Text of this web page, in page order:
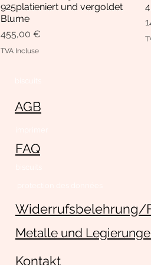
925platieniert und vergoldet
Blume
Prix
455,00 €
TVA Incluse
AGB
FAQ
Widerrufsbelehrung/
Metalle und
Kontakt